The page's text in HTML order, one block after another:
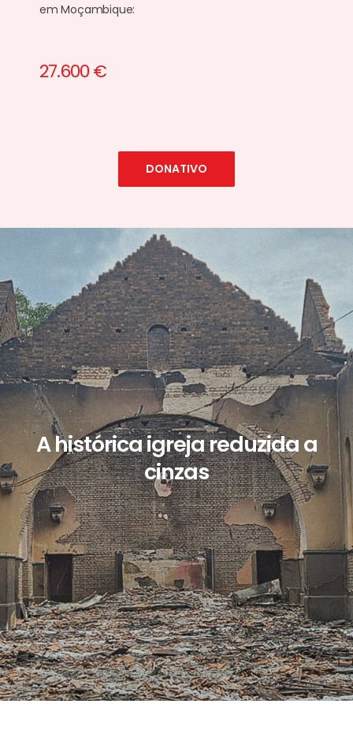
em Moçambique:
27.600 €
DONATIVO
A histórica igreja reduzida a
cinzas